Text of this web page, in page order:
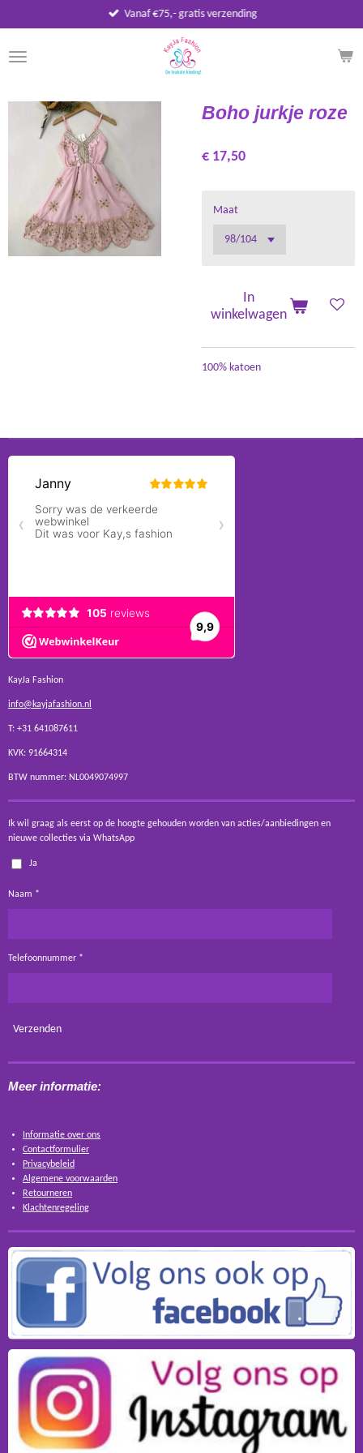
direct
naar
de
Vanaf €75,- gratis verzending
Boho jurkje roze
€ 17,50
Maat
In
winkelwagen
100% katoen
KayJa Fashion
info@kayjafashion.nl
T: +31 641087611
KVK: 91664314
BTW nummer: NL0049074997
Ik wil graag als eerst op de hoogte gehouden worden van acties/aanbiedingen en
nieuwe collecties via WhatsApp
Ja
Naam *
Telefoonnummer *
Verzenden
Meer informatie:
Informatie over ons
Contactformulier
Privacybeleid
Algemene voorwaarden
Retourneren
Klachtenregeling